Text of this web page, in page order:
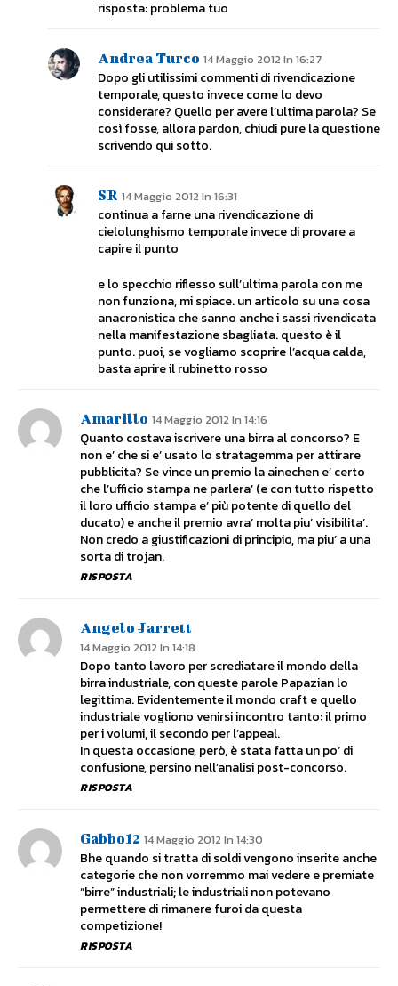
risposta: problema tuo
Andrea Turco 14 Maggio 2012 In 16:27
Dopo gli utilissimi commenti di rivendicazione
temporale, questo invece come lo devo
considerare? Quello per avere l’ultima parola? Se
così fosse, allora pardon, chiudi pure la questione
scrivendo qui sotto.
SR 14 Maggio 2012 In 16:31
continua a farne una rivendicazione di
cielolunghismo temporale invece di provare a
capire il punto
e lo specchio riflesso sull’ultima parola con me
non funziona, mi spiace. un articolo su una cosa
anacronistica che sanno anche i sassi rivendicata
nella manifestazione sbagliata. questo è il
punto. puoi, se vogliamo scoprire l’acqua calda,
basta aprire il rubinetto rosso
Amarillo 14 Maggio 2012 In 14:16
Quanto costava iscrivere una birra al concorso? E
non e’ che si e’ usato lo stratagemma per attirare
pubblicita? Se vince un premio la ainechen e’ certo
che l’ufficio stampa ne parlera’ (e con tutto rispetto
il loro ufficio stampa e’ più potente di quello del
ducato) e anche il premio avra’ molta piu’ visibilita’.
Non credo a giustificazioni di principio, ma piu’ a una
sorta di trojan.
RISPOSTA
Angelo Jarrett
14 Maggio 2012 In 14:18
Dopo tanto lavoro per scrediatare il mondo della
birra industriale, con queste parole Papazian lo
legittima. Evidentemente il mondo craft e quello
industriale vogliono venirsi incontro tanto: il primo
per i volumi, il secondo per l’appeal.
In questa occasione, però, è stata fatta un po’ di
confusione, persino nell’analisi post-concorso.
RISPOSTA
Gabbo12 14 Maggio 2012 In 14:30
Bhe quando si tratta di soldi vengono inserite anche
categorie che non vorremmo mai vedere e premiate
“birre” industriali; le industriali non potevano
permettere di rimanere furoi da questa
competizione!
RISPOSTA